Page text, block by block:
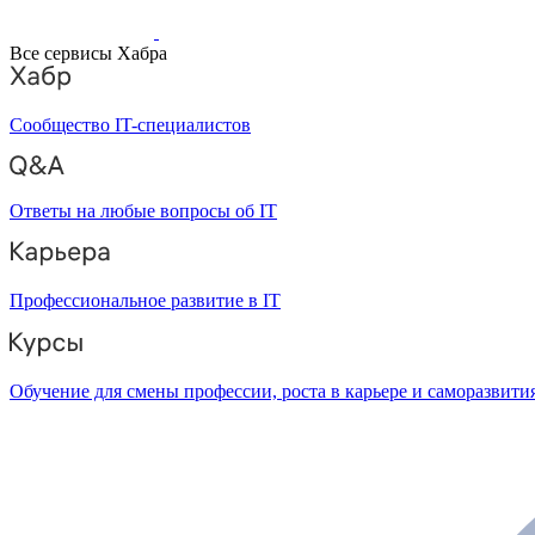
Все сервисы Хабра
Сообщество IT-специалистов
Ответы на любые вопросы об IT
Профессиональное развитие в IT
Обучение для смены профессии, роста в карьере и